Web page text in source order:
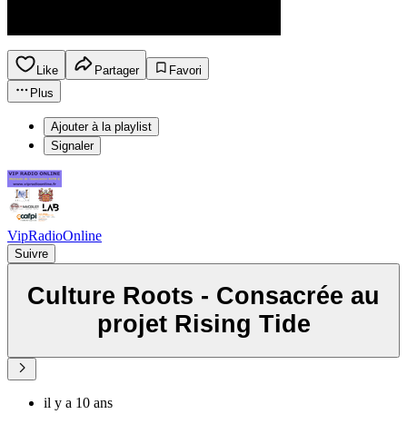
Like Partager
Favori
Plus
Ajouter à la playlist
Signaler
VipRadioOnline
Suivre
Culture Roots - Consacrée au
projet Rising Tide
il y a 10 ans